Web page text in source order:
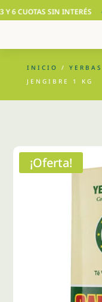
6 CUOTAS SIN INTERÉS
INICIO / YERBAS
JENGIBRE 1 KG
¡Oferta!